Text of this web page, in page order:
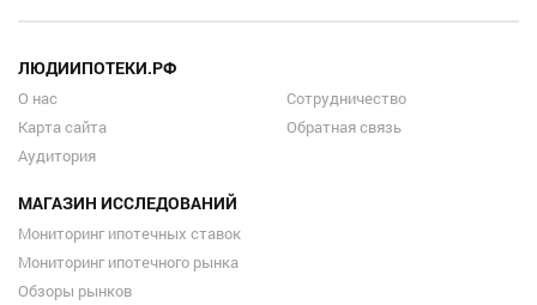
ЛЮДИИПОТЕКИ.РФ
О нас
Карта сайта
Аудитория
Сотрудничество
Обратная связь
МАГАЗИН ИССЛЕДОВАНИЙ
Мониторинг ипотечных ставок
Мониторинг ипотечного рынка
Обзоры рынков